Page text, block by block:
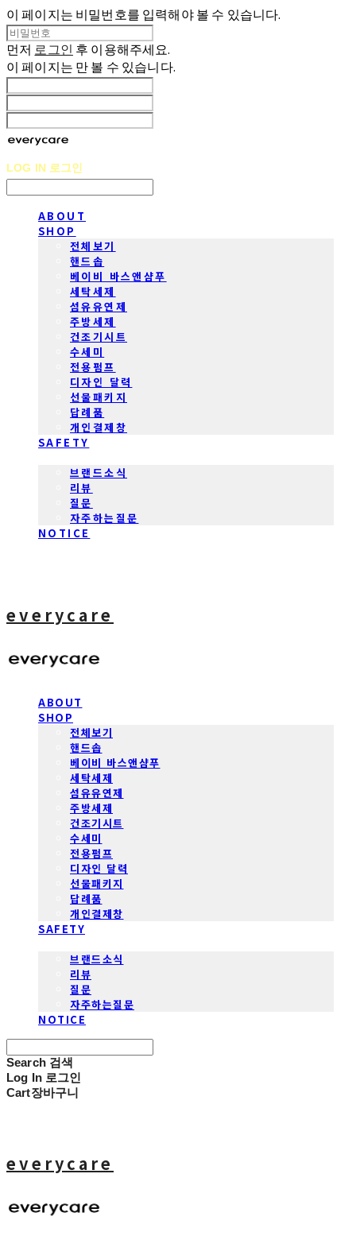
이 페이지는 비밀번호를 입력해야 볼 수 있습니다.
먼저 로그인 후 이용해주세요.
이 페이지는 만 볼 수 있습니다.
LOG IN 로그인
ABOUT
SHOP
전체보기
핸드솝
베이비 바스앤샴푸
세탁세제
섬유유연제
주방세제
건조기시트
수세미
전용펌프
디자인 달력
선물패키지
답례품
개인결제창
SAFETY
브랜드소식
리뷰
질문
자주하는질문
NOTICE
everycare
ABOUT
SHOP
전체보기
핸드솝
베이비 바스앤샴푸
세탁세제
섬유유연제
주방세제
건조기시트
수세미
전용펌프
디자인 달력
선물패키지
답례품
개인결제창
SAFETY
브랜드소식
리뷰
질문
자주하는질문
NOTICE
Search 검색
Log In 로그인
Cart장바구니
everycare